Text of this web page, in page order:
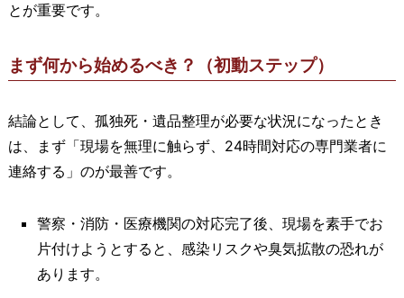
とが重要です。
まず何から始めるべき？（初動ステップ）
結論として、孤独死・遺品整理が必要な状況になったとき
は、まず「現場を無理に触らず、24時間対応の専門業者に
連絡する」のが最善です。
警察・消防・医療機関の対応完了後、現場を素手でお
片付けようとすると、感染リスクや臭気拡散の恐れが
あります。